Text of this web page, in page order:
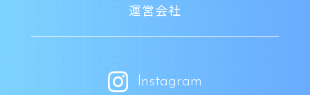
運営会社
Instagram